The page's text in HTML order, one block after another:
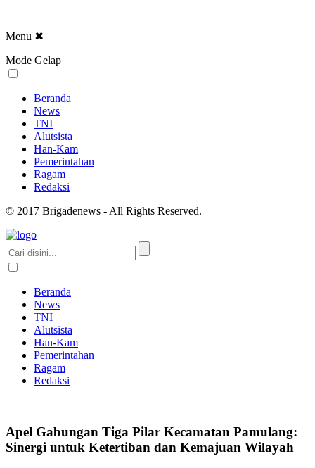
Menu ✖
Mode Gelap
Beranda
News
TNI
Alutsista
Han-Kam
Pemerintahan
Ragam
Redaksi
© 2017 Brigadenews - All Rights Reserved.
Beranda
News
TNI
Alutsista
Han-Kam
Pemerintahan
Ragam
Redaksi
Apel Gabungan Tiga Pilar Kecamatan Pamulang:
Sinergi untuk Ketertiban dan Kemajuan Wilayah